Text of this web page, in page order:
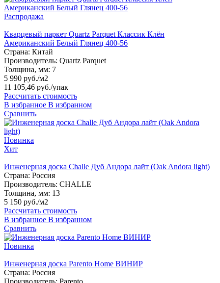
Распродажа
Кварцевый паркет Quartz Parquet Классик Клён
Американский Белый Глянец 400-56
Страна: Китай
Производитель: Quartz Parquet
Толщина, мм: 7
5 990 руб./м2
11 105,46 руб./упак
Рассчитать стоимость
В избранное В избранном
Сравнить
Новинка
Хит
Инженерная доска Challe Дуб Андора лайт (Oak Andora light)
Страна: Россия
Производитель: CHALLE
Толщина, мм: 13
5 150 руб./м2
Рассчитать стоимость
В избранное В избранном
Сравнить
Новинка
Инженерная доска Parento Home ВИНИР
Страна: Россия
Производитель: Parento